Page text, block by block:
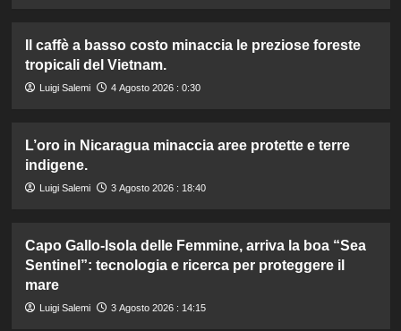
Il caffè a basso costo minaccia le preziose foreste
tropicali del Vietnam.
Luigi Salemi 4 Agosto 2026 : 0:30
L’oro in Nicaragua minaccia aree protette e terre
indigene.
Luigi Salemi 3 Agosto 2026 : 18:40
Capo Gallo-Isola delle Femmine, arriva la boa “Sea
Sentinel”: tecnologia e ricerca per proteggere il
mare
Luigi Salemi 3 Agosto 2026 : 14:15